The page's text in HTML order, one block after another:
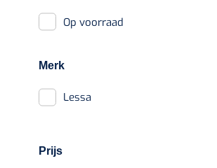
trappen
Op voorraad
Merk
Lessa
Prijs